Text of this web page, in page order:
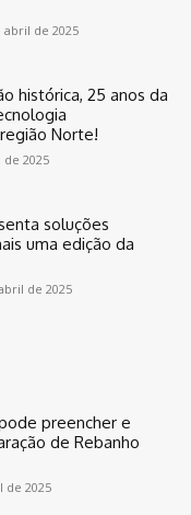
abril de 2025
histórica, 25 anos da
Norte!
de 2025
soluções
uma edição da
de 2025
preencher e
de Rebanho
de 2025